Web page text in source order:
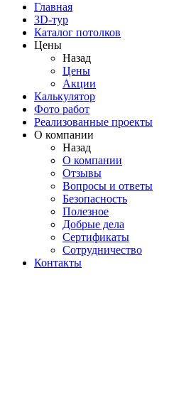
Главная
3D-тур
Каталог потолков
Цены
Назад
Цены
Акции
Калькулятор
Фото работ
Реализованные проекты
О компании
Назад
О компании
Отзывы
Вопросы и ответы
Безопасность
Полезное
Добрые дела
Сертификаты
Сотрудничество
Контакты